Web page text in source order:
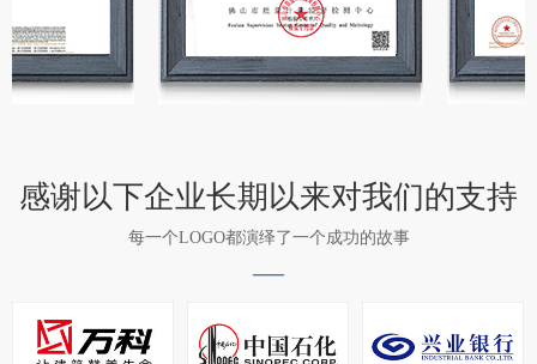
感谢以下企业长期以来对我们的支持
每一个LOGO都演绎了一个成功的故事
—